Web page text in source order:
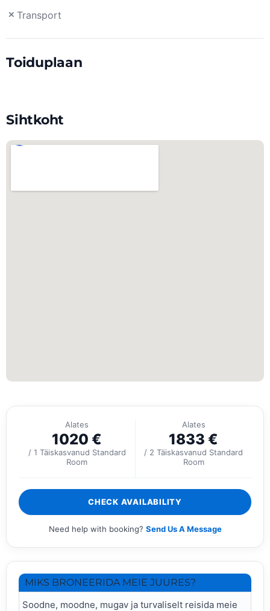
Transport
Toiduplaan
Sihtkoht
Alates
1020 €
/ 1 Täiskasvanud Standard
Room
Alates
1833 €
/ 2 Täiskasvanud Standard
Room
CHECK AVAILABILITY
Need help with booking? Send Us A Message
MIKS BRONEERIDA MEIE JUURES?
Soodne, moodne, mugav ja turvaliselt reisida meie